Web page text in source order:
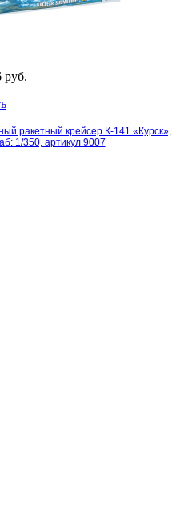
руб.
ракетный крейсер К-141 «Курск»,
1/350, артикул 9007